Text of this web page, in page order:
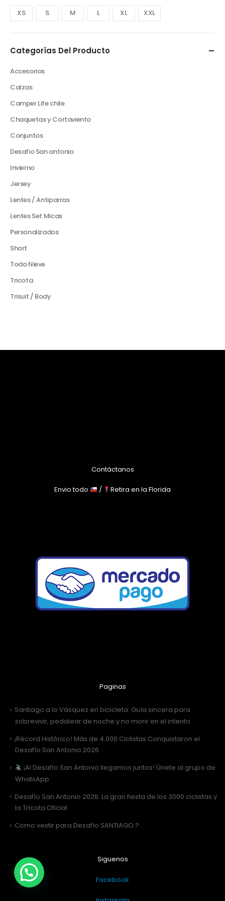
XS S M L XL XXL
Categorías Del Producto
Accesorios
Calzas
Camper Life chile
Chaquetas y Cortaviento
Conjuntos
Desafio San antonio
Invierno
Jersey
Lentes / Antiparras
Lentes Set Micas
Personalizados
Short
Todo Nieve
Tricota
Trisuit / Body
Contáctanos
Envio todo / Retira en la Florida
Paginas
Santiago a lo Vásquez en bicicleta: Guía sincera para
sobrevivir, pedalear de noche y no morir en el intento
¡Récord Histórico! Más de 4.000 Ciclistas Conquistaron el
Desafío San Antonio 2026
¡Al Desafío San Antonio llegamos juntos! Únete al grupo de
WhatsApp
Desafío San Antonio 2026: La gran fiesta de los 3000 ciclistas y
la Tricota Oficial
Como vestir para Desafío SANTIAGO ?
Siguenos
Facebook